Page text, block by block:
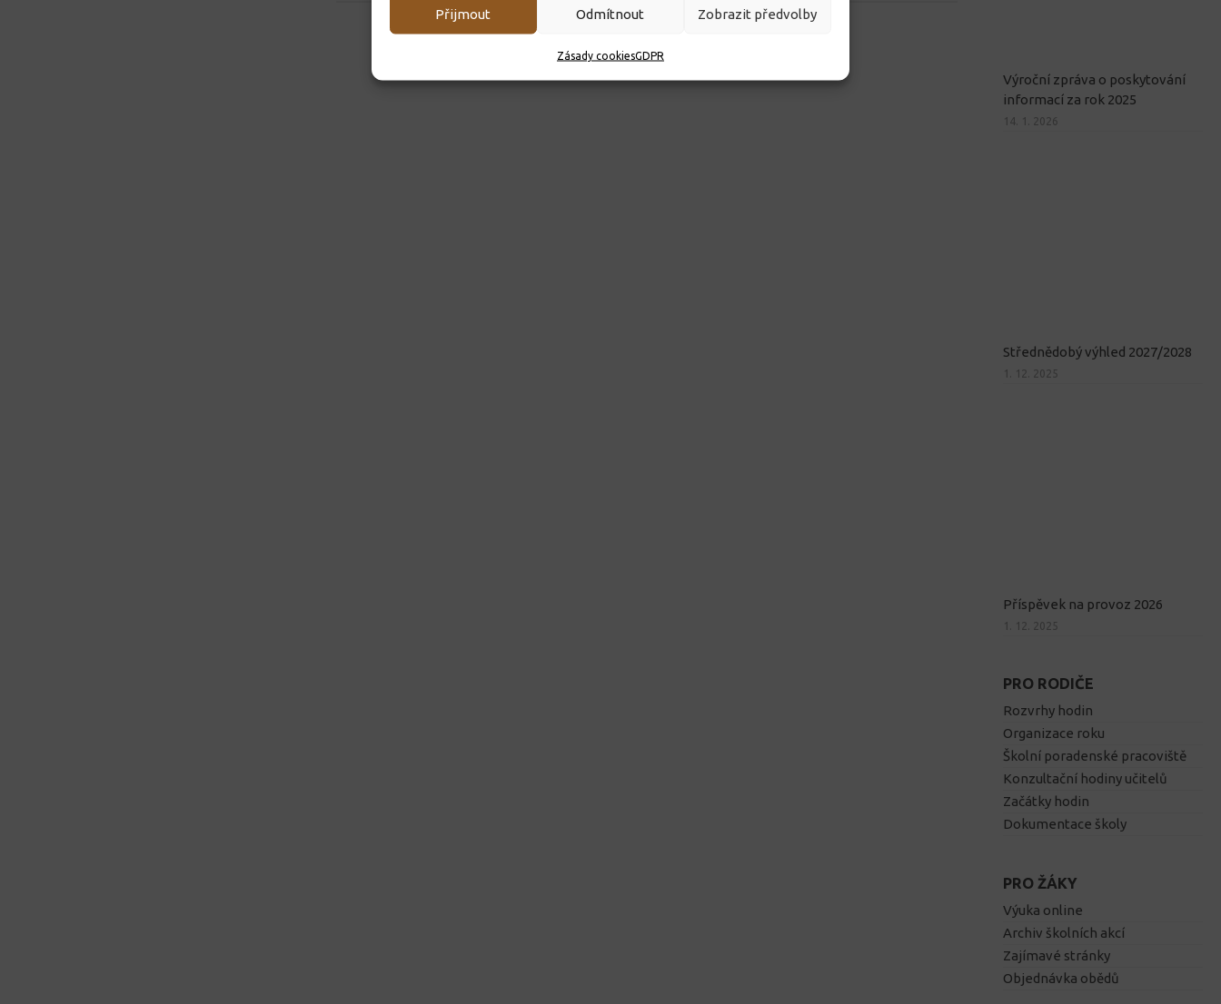
Přijmout Odmítnout Zobrazit předvolby
Zásady cookiesGDPR
Výroční zpráva o poskytování
informací za rok 2025
14. 1. 2026
Střednědobý výhled 2027/2028
1. 12. 2025
Příspěvek na provoz 2026
1. 12. 2025
PRO RODIČE
Rozvrhy hodin
Organizace roku
Školní poradenské pracoviště
Konzultační hodiny učitelů
Začátky hodin
Dokumentace školy
PRO ŽÁKY
Výuka online
Archiv školních akcí
Zajímavé stránky
Objednávka obědů